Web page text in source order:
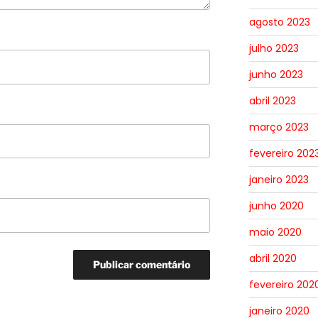
agosto 2023
julho 2023
junho 2023
abril 2023
março 2023
fevereiro
janeiro 2023
junho 2020
maio 2020
abril 2020
fevereiro
janeiro 2020